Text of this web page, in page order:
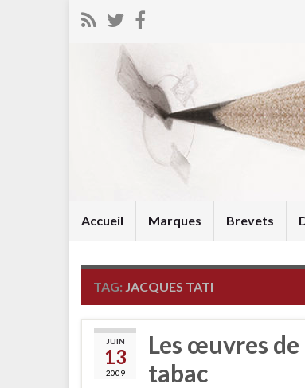
Accueil Marques Brevets
TAG: JACQUES TATI
JUIN
13
2009
Les œuvres
tabac